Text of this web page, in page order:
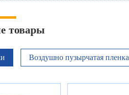
товары
Воздушно пузырчатая пленка